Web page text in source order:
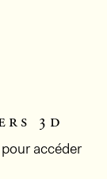
3d
accéder